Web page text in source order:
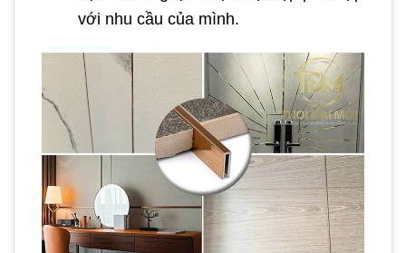
với nhu cầu của mình.